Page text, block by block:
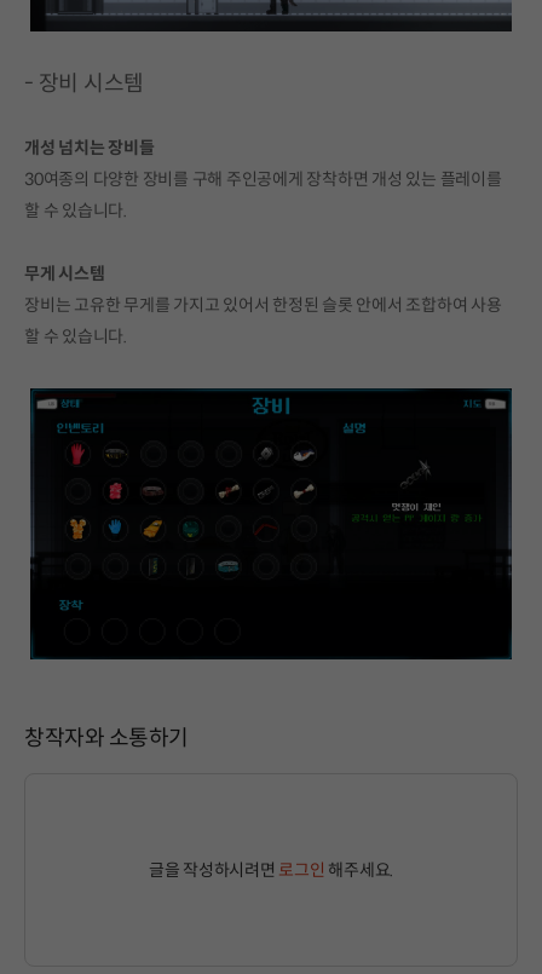
- 장비 시스템
개성 넘치는 장비들
30여종의 다양한 장비를 구해 주인공에게 장착하면 개성 있는 플레이를
할 수 있습니다.
무게 시스템
장비는 고유한 무게를 가지고 있어서 한정된 슬롯 안에서 조합하여 사용
할 수 있습니다.
창작자와 소통하기
글을 작성하시려면 로그인 해주세요.